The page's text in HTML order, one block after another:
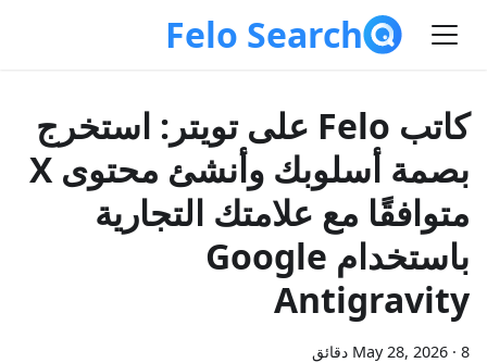
Felo Search
كاتب Felo على تويتر: استخرج
بصمة أسلوبك وأنشئ محتوى X
متوافقًا مع علامتك التجارية
باستخدام Google
Antigravity
May 28, 2026 · 8 دقائق